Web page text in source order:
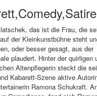
das ist die Frau, die
der Kleinkunstbühne steht
oder besser gesagt, aus der
plaudert. Hinter der quirligen
Altenpflegerin steckt die
Kabarett-Szene aktive
Ramona Schukraft.